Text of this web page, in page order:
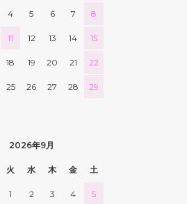
4 5 6 7 8
11 12 13 14 15
18 19 20 21 22
25 26 27 28 29
2026年9月
火 水 木 金 土
1 2 3 4 5